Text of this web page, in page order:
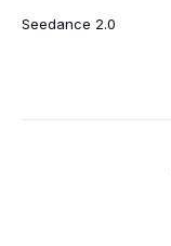
Seedance 2.0